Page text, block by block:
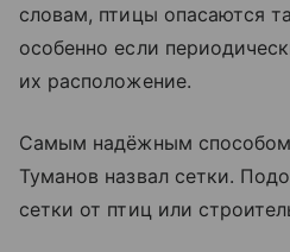
словам, птицы опасаются
особенно если
их расположение.
Самым надёжным
Туманов назвал сетки.
сетки от птиц или